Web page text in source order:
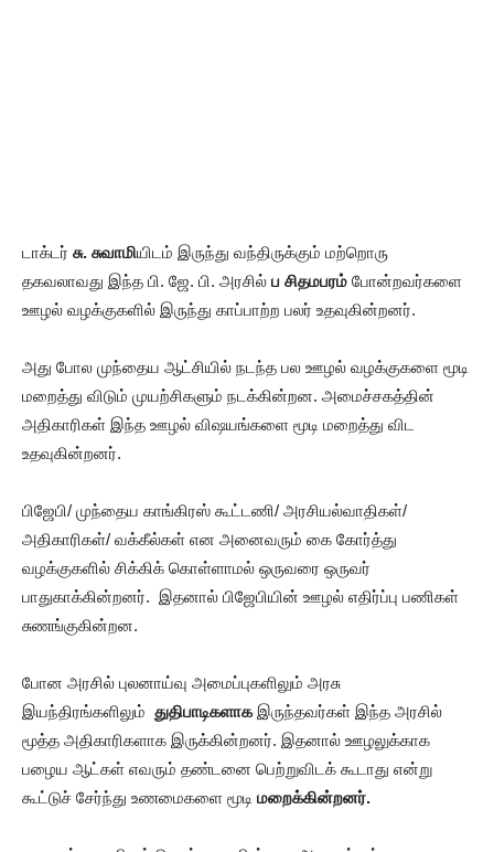
டாக்டர் சு. சுவாமியிடம் இருந்து வந்திருக்கும் மற்றொரு
தகவலாவது இந்த பி. ஜே. பி. அரசில் ப சிதமபரம் போன்றவர்களை
ஊழல் வழக்குகளில் இருந்து காப்பாற்ற பலர் உதவுகின்றனர்.
அது போல முந்தைய ஆட்சியில் நடந்த பல ஊழல் வழக்குகளை மூடி
மறைத்து விடும் முயற்சிகளும் நடக்கின்றன. அமைச்சகத்தின்
அதிகாரிகள் இந்த ஊழல் விஷயங்களை மூடி மறைத்து விட
உதவுகின்றனர்.
பிஜேபி/ முந்தைய காங்கிரஸ் கூட்டணி/ அரசியல்வாதிகள்/
அதிகாரிகள்/ வக்கீல்கள் என அனைவரும் கை கோர்த்து
வழக்குகளில் சிக்கிக் கொள்ளாமல் ஒருவரை ஒருவர்
பாதுகாக்கின்றனர். இதனால் பிஜேபியின் ஊழல் எதிர்ப்பு பணிகள்
சுணங்குகின்றன.
போன அரசில் புலனாய்வு அமைப்புகளிலும் அரசு
இயந்திரங்களிலும் துதிபாடிகளாகஇருந்தவர்கள் இந்த அரசில்
மூத்த அதிகாரிகளாக இருக்கின்றனர். இதனால் ஊழலுக்காக
பழைய ஆட்கள் எவரும் தண்டனை பெற்றுவிடக் கூடாது என்று
கூட்டுச் சேர்ந்து உணமைகளை மூடி மறைக்கின்றனர்.